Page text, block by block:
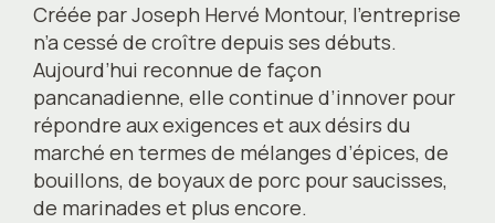
Créée par Joseph Hervé Montour, l’entreprise
n’a cessé de croître depuis ses débuts.
Aujourd’hui reconnue de façon
pancanadienne, elle continue d’innover pour
répondre aux exigences et aux désirs du
marché en termes de mélanges d’épices, de
bouillons, de boyaux de porc pour saucisses,
de marinades et plus encore.